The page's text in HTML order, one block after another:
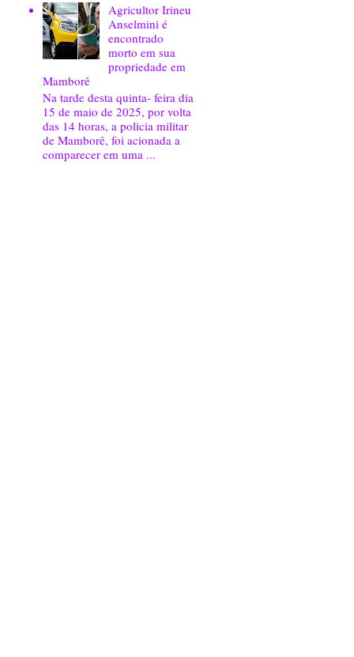
Agricultor Irineu
Anselmini é
encontrado
morto em sua
propriedade em
Mamborê
Na tarde desta quinta- feira dia
15 de maio de 2025, por volta
das 14 horas, a policia militar
de Mamborê, foi acionada a
comparecer em uma ...